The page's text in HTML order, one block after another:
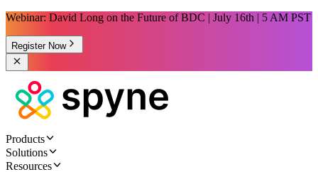
Webinar: David Long on the Future of BDC | July 16th | 5 AM PST
Register Now
Products
Solutions
Resources